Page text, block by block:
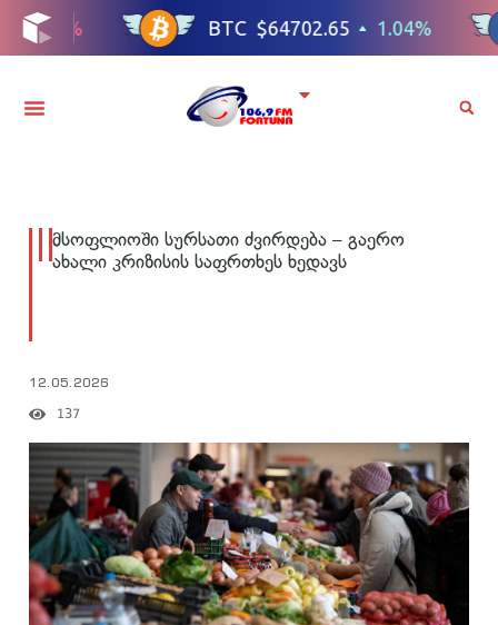
მსოფლიოში სურსათი ძვირდება – გაერო
ახალი კრიზისის საფრთხეს ხედავს
12.05.2026
137